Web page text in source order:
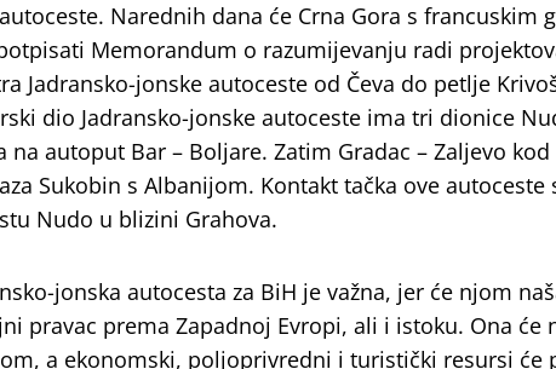
Narednih dana će Crna Gora s francuskim
Memorandum o razumijevanju radi
Jadransko-jonske autoceste od Čeva do petlje
dio Jadransko-jonske autoceste ima tri dionice
na autoput Bar – Boljare. Zatim Gradac – Zaljevo
Sukobin s Albanijom. Kontakt tačka ove autoceste
Nudo u blizini Grahova.
jonska autocesta za BiH je važna, jer će njom
pravac prema Zapadnoj Evropi, ali i istoku. Ona će
a ekonomski, poljoprivredni i turistički resursi će